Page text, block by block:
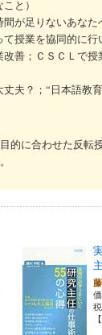
と）
が足りないあなた
授業を協同的に行
善；ＣＳＣＬで授
夫？；“日本語教
的に合わせた反転
税